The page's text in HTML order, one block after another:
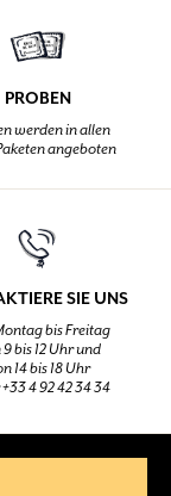
PROBEN
werden in allen
angeboten
SIE UNS
bis Freitag
9 bis 12 Uhr und
14 bis 18 Uhr
4 92 42 34 34